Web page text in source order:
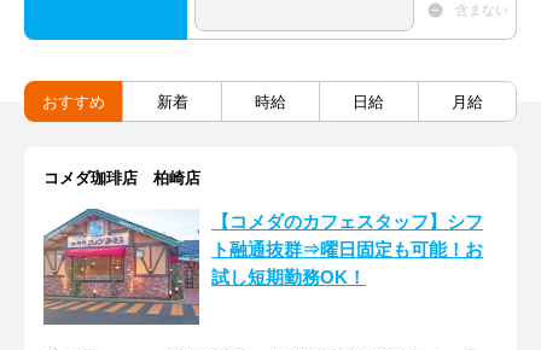
含まない
おすすめ 新着 時給 日給 月給
コメダ珈琲店 柏崎店
【コメダのカフェスタッフ】シフ
ト融通抜群⇒曜日固定も可能！お
試し短期勤務OK！